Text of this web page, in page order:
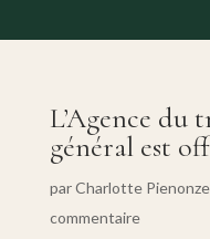
L’Agence du
général est
parCharlotte
commentaire